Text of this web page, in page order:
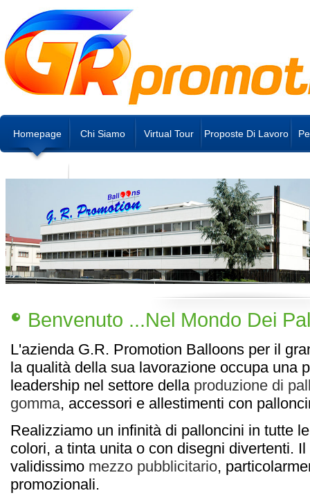
Homepage Chi Siamo Virtual Tour Proposte Di Lavoro
NEGOZI
Benvenuto ...nel Mondo Dei
L'azienda G.R. Promotion Balloons per il
la qualità della sua lavorazione occupa una
leadership nel settore della produzione di
gomma, accessori e allestimenti con
Realizziamo un infinità di palloncini in tutte
colori, a tinta unita o con disegni divertenti.
validissimo mezzo pubblicitario,
promozionali.